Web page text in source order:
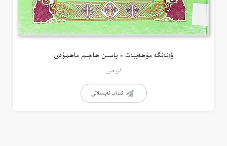
ۋەتەنگە مۇھەببەت – ياسىن ھاجىم ماھمۇدى
ئۇيغۇر
كىتاب تەپسىلاتى